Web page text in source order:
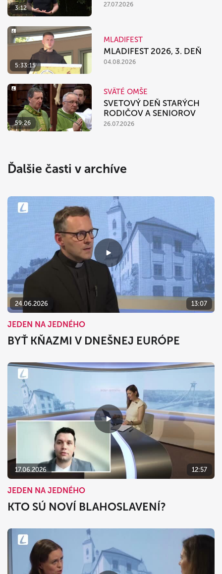
3:12
27.07.2026
5:33:15
MLADIFEST
MLADIFEST 2026, 3. DEŇ
04.08.2026
59:26
SVÄTÉ OMŠE
SVETOVÝ DEŇ STARÝCH
RODIČOV A SENIOROV
26.07.2026
Ďalšie časti v archíve
24.06.2026 13:07
JEDEN NA JEDNÉHO
BYŤ KŇAZMI V DNEŠNEJ EURÓPE
17.06.2026 12:57
JEDEN NA JEDNÉHO
KTO SÚ NOVÍ BLAHOSLAVENÍ?